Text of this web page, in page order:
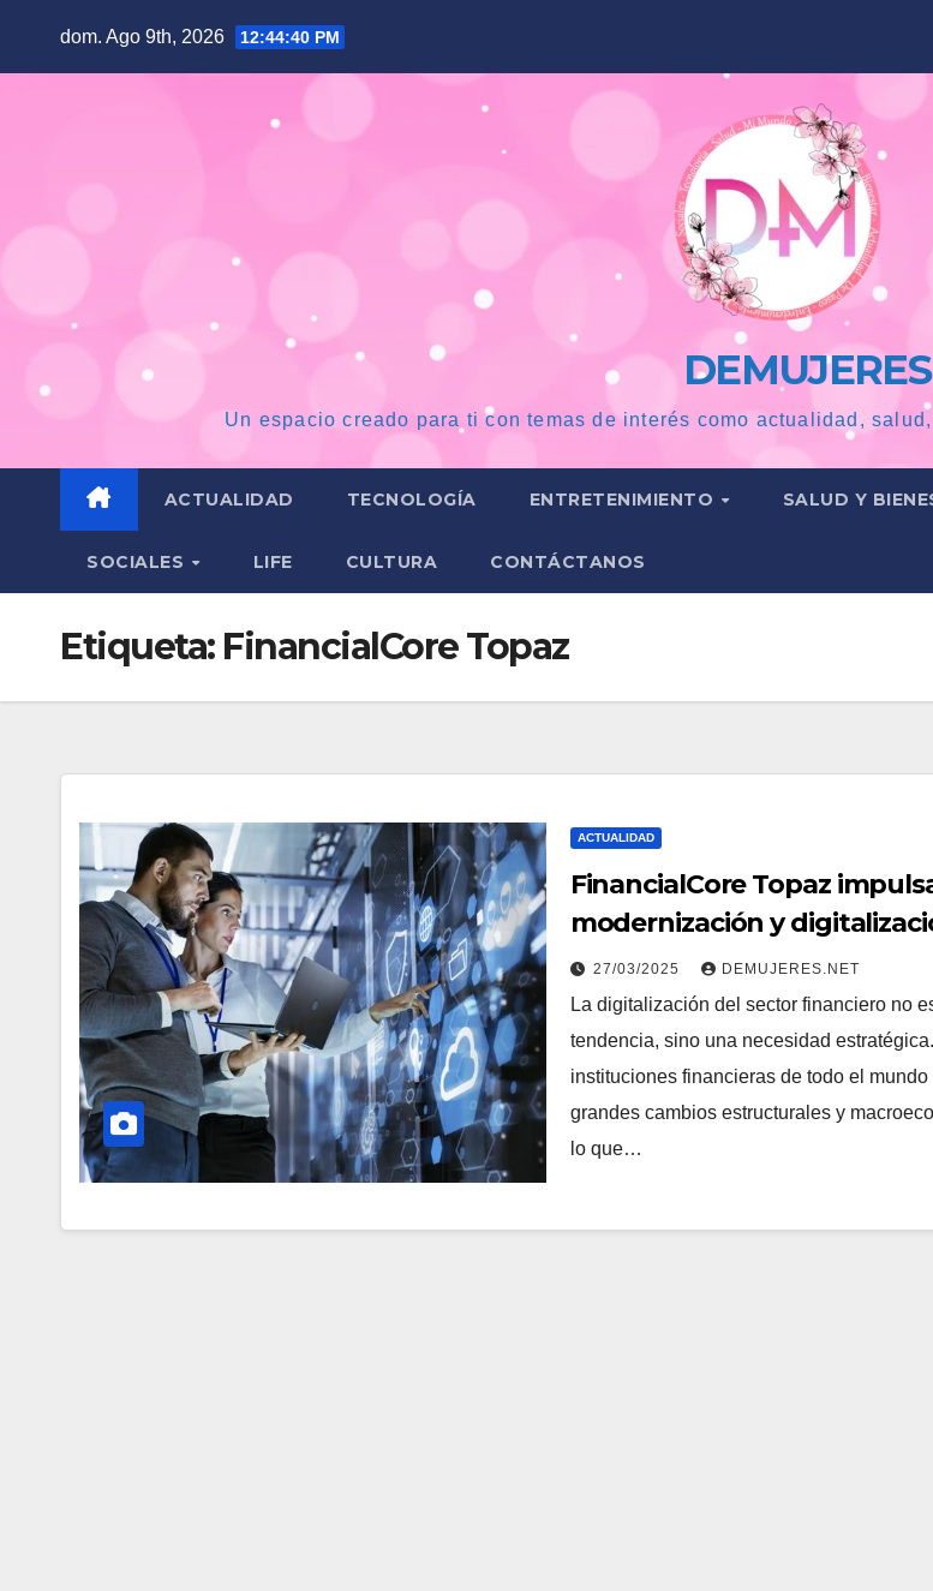
dom. Ago 9th, 2026 12:44:41 PM
DEMUJERES
Un espacio creado para ti con temas de interés como actualidad,
ACTUALIDAD TECNOLOGÍA ENTRETENIMIENTO SALUD Y
SOCIALES LIFE CULTURA CONTÁCTANOS
Etiqueta: FinancialCore Topaz
ACTUALIDAD
FinancialCore Topaz
modernización y
la banca y el sector
27/03/2025 DEMUJERES.NET
La digitalización del sector financiero no
tendencia, sino una necesidad
instituciones financieras de todo el mundo
grandes cambios estructurales y
lo que…